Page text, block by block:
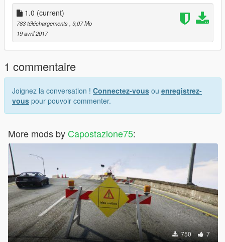
1.0 (current)
783 téléchargements , 9,07 Mo
19 avril 2017
1 commentaire
Joignez la conversation ! Connectez-vous ou enregistrez-
vous pour pouvoir commenter.
More mods by Capostazione75:
750 7